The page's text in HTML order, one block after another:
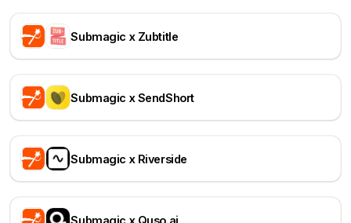
Submagic x Zubtitle
Submagic x SendShort
Submagic x Riverside
Submagic x Quso.ai